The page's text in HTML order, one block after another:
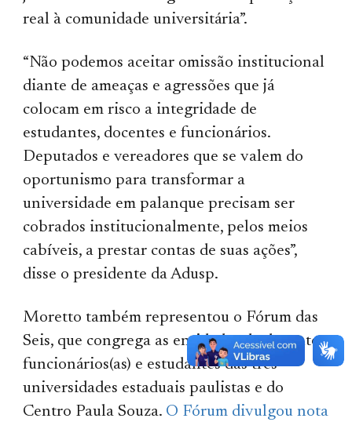
real à comunidade universitária”.
“Não podemos aceitar omissão institucional
diante de ameaças e agressões que já
colocam em risco a integridade de
estudantes, docentes e funcionários.
Deputados e vereadores que se valem do
oportunismo para transformar a
universidade em palanque precisam ser
cobrados institucionalmente, pelos meios
cabíveis, a prestar contas de suas ações”,
disse o presidente da Adusp.
Moretto também representou o Fórum das
Seis, que congrega as entidades de docentes,
funcionários(as) e estudantes das três
universidades estaduais paulistas e do
Centro Paula Souza. O Fórum divulgou nota